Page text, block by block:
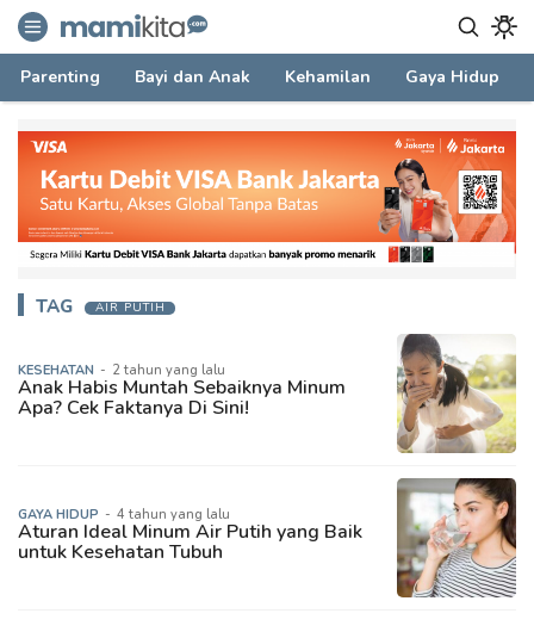
mamikita.com
Informasi Parenting untuk Mami Milenial
Parenting Bayi dan Anak Kehamilan Gaya Hidup
TAG AIR PUTIH
KESEHATAN - 2 tahun yang lalu
Anak Habis Muntah Sebaiknya Minum
Apa? Cek Faktanya Di Sini!
GAYA HIDUP - 4 tahun yang lalu
Aturan Ideal Minum Air Putih yang Baik
untuk Kesehatan Tubuh